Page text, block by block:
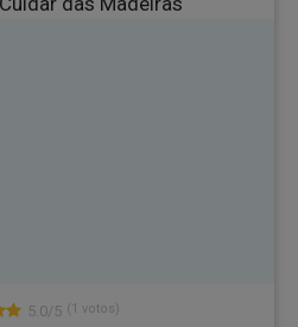
5.0/5 (1 votos)